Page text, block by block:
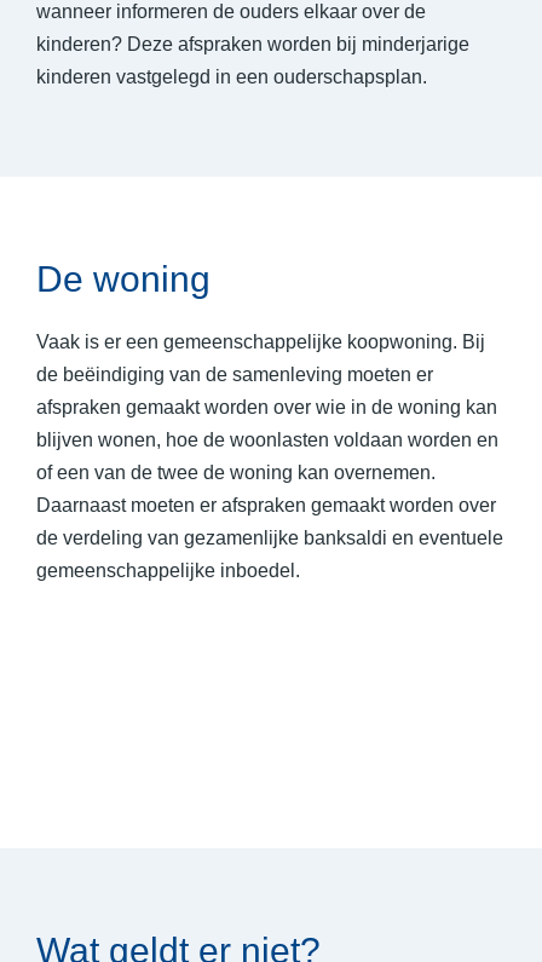
wanneer informeren de ouders elkaar over de
kinderen? Deze afspraken worden bij minderjarige
kinderen vastgelegd in een ouderschapsplan.
De woning
Vaak is er een gemeenschappelijke koopwoning. Bij
de beëindiging van de samenleving moeten er
afspraken gemaakt worden over wie in de woning kan
blijven wonen, hoe de woonlasten voldaan worden en
of een van de twee de woning kan overnemen.
Daarnaast moeten er afspraken gemaakt worden over
de verdeling van gezamenlijke banksaldi en eventuele
gemeenschappelijke inboedel.
Wat geldt er niet?